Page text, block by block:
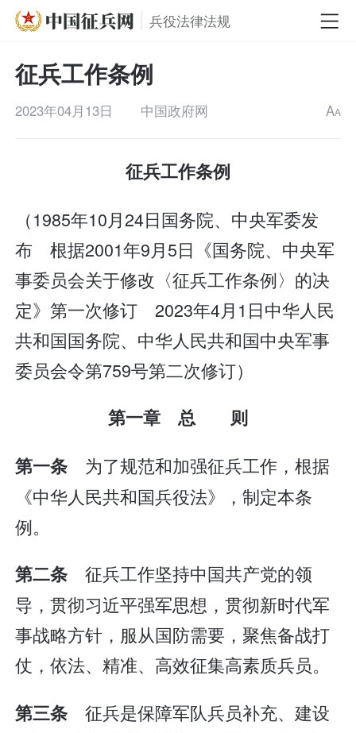
兵役法律法规
征兵工作条例
2023年04月13日 中国政府网 AA
征兵工作条例
（1985年10月24日国务院、中央军委发
布 根据2001年9月5日《国务院、中央军
事委员会关于修改〈征兵工作条例〉的决
定》第一次修订 2023年4月1日中华人民
共和国国务院、中华人民共和国中央军事
委员会令第759号第二次修订）
第一章 总 则
第一条 为了规范和加强征兵工作，根据
《中华人民共和国兵役法》，制定本条
例。
第二条 征兵工作坚持中国共产党的领
导，贯彻习近平强军思想，贯彻新时代军
事战略方针，服从国防需要，聚焦备战打
仗，依法、精准、高效征集高素质兵员。
第三条 征兵是保障军队兵员补充、建设